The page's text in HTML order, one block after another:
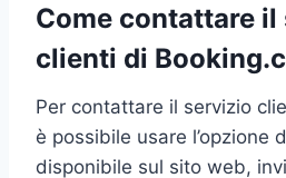
Come contattare
clienti di
Per contattare il servizio
è possibile usare l’opzione
disponibile sul sito web,